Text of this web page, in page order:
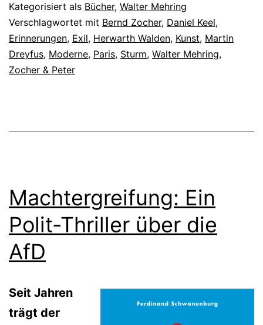
Kategorisiert als Bücher, Walter Mehring
Verschlagwortet mit Bernd Zocher, Daniel Keel,
Erinnerungen, Exil, Herwarth Walden, Kunst, Martin
Dreyfus, Moderne, Paris, Sturm, Walter Mehring,
Zocher & Peter
Machtergreifung: Ein
Polit-Thriller über die
AfD
Seit Jahren
trägt der